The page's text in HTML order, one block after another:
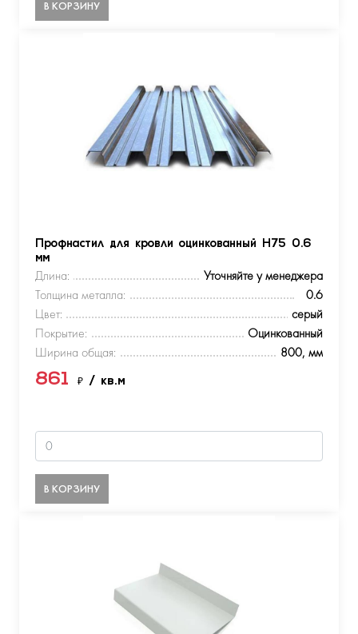
В КОРЗИНУ
Профнастил для кровли оцинкованный Н75 0.6
мм
Длина:
Уточняйте у менеджера
Толщина металла:
0.6
Цвет:
серый
Покрытие:
Оцинкованный
Ширина общая:
800, мм
861 ₽ / кв.м
В КОРЗИНУ